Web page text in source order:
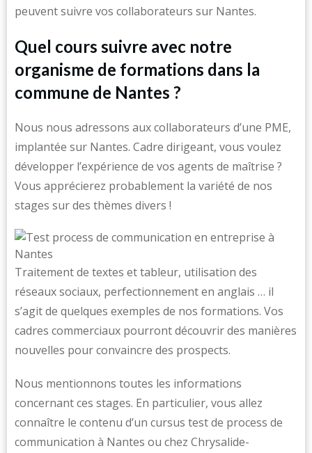
peuvent suivre vos collaborateurs sur Nantes.
Quel cours suivre avec notre
organisme de formations dans la
commune de Nantes ?
Nous nous adressons aux collaborateurs d’une PME,
implantée sur Nantes. Cadre dirigeant, vous voulez
développer l’expérience de vos agents de maîtrise ?
Vous apprécierez probablement la variété de nos
stages sur des thèmes divers !
Traitement de textes et tableur, utilisation des
réseaux sociaux, perfectionnement en anglais … il
s’agit de quelques exemples de nos formations. Vos
cadres commerciaux pourront découvrir des manières
nouvelles pour convaincre des prospects.
Nous mentionnons toutes les informations
concernant ces stages. En particulier, vous allez
connaître le contenu d’un cursus test de process de
communication à Nantes ou chez Chrysalide-